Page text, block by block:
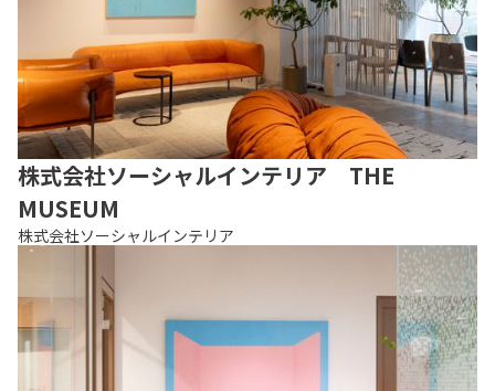
株式会社ソーシャルインテリア THE
MUSEUM
株式会社ソーシャルインテリア